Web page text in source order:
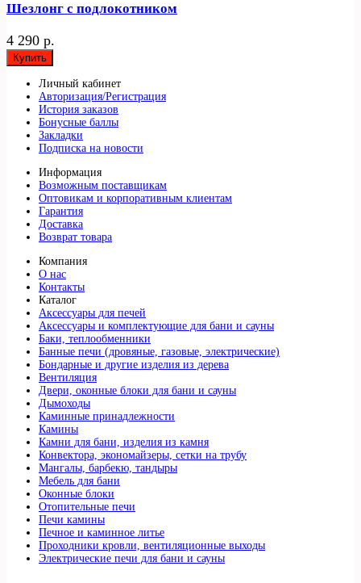
Шезлонг с подлокотником
4 290 р.
Купить
Личный кабинет
Авторизация/Регистрация
История заказов
Бонусные баллы
Закладки
Подписка на новости
Информация
Возможным поставщикам
Оптовикам и корпоративным клиентам
Гарантия
Доставка
Возврат товара
Компания
О нас
Контакты
Каталог
Аксессуары для печей
Аксессуары и комплектующие для бани и сауны
Баки, теплообменники
Банные печи (дровяные, газовые, электрические)
Бондарные и другие изделия из дерева
Вентиляция
Двери, оконные блоки для бани и сауны
Дымоходы
Каминные принадлежности
Камины
Камни для бани, изделия из камня
Конвектора, экономайзеры, сетки на трубу
Мангалы, барбекю, тандыры
Мебель для бани
Оконные блоки
Отопительные печи
Печи камины
Печное и каминное литье
Проходники кровли, вeнтиляционные выходы
Электрические печи для бани и сауны